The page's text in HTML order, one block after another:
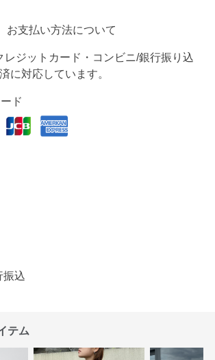
お支払い方法について
レジットカード・コンビニ/銀行振り込
に対応しています。
ド
振込
テム